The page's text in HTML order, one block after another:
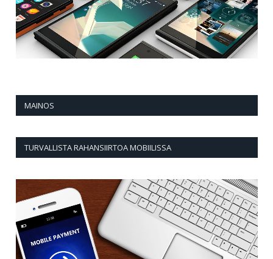
MAINOS
TURVALLISTA RAHANSIIRTOA MOBIILISSA